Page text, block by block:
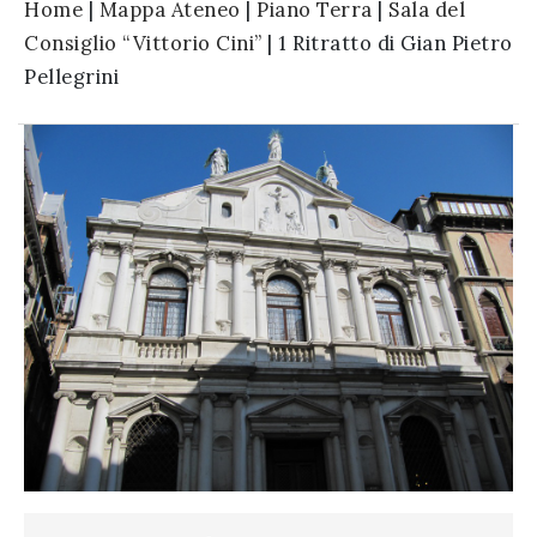
Home | Mappa Ateneo | Piano Terra | Sala del
Consiglio “Vittorio Cini” | 1 Ritratto di Gian Pietro
Pellegrini
culture
in
moviment
Sign up to our
newsletter:
I consent
to the use
of my